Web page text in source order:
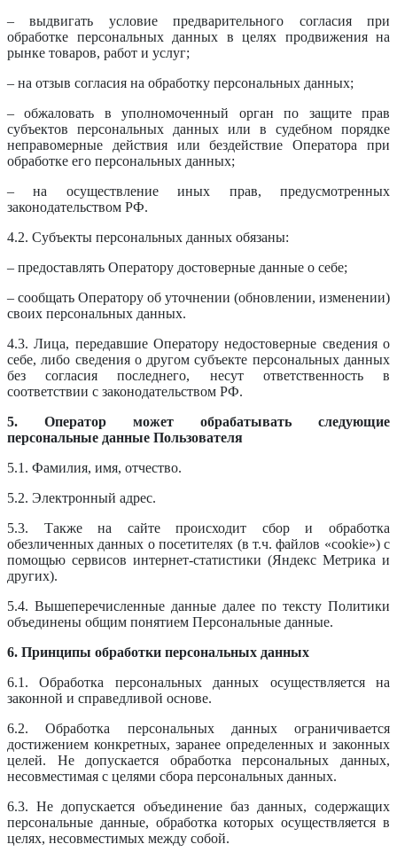
– выдвигать условие предварительного согласия при
обработке персональных данных в целях продвижения на
рынке товаров, работ и услуг;
– на отзыв согласия на обработку персональных данных;
– обжаловать в уполномоченный орган по защите прав
субъектов персональных данных или в судебном порядке
неправомерные действия или бездействие Оператора при
обработке его персональных данных;
– на осуществление иных прав, предусмотренных
законодательством РФ.
4.2. Субъекты персональных данных обязаны:
– предоставлять Оператору достоверные данные о себе;
– сообщать Оператору об уточнении (обновлении, изменении)
своих персональных данных.
4.3. Лица, передавшие Оператору недостоверные сведения о
себе, либо сведения о другом субъекте персональных данных
без согласия последнего, несут ответственность в
соответствии с законодательством РФ.
5. Оператор может обрабатывать следующие
персональные данные Пользователя
5.1. Фамилия, имя, отчество.
5.2. Электронный адрес.
5.3. Также на сайте происходит сбор и обработка
обезличенных данных о посетителях (в т.ч. файлов «cookie») с
помощью сервисов интернет-статистики (Яндекс Метрика и
других).
5.4. Вышеперечисленные данные далее по тексту Политики
объединены общим понятием Персональные данные.
6. Принципы обработки персональных данных
6.1. Обработка персональных данных осуществляется на
законной и справедливой основе.
6.2. Обработка персональных данных ограничивается
достижением конкретных, заранее определенных и законных
целей. Не допускается обработка персональных данных,
несовместимая с целями сбора персональных данных.
6.3. Не допускается объединение баз данных, содержащих
персональные данные, обработка которых осуществляется в
целях, несовместимых между собой.